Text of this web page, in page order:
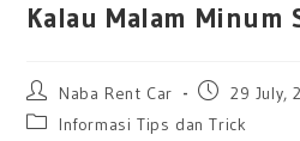
Kalau Malam Minum
Post
author:
Naba Rent Car
Post29 July,
PostInformasi Tips dan Trick